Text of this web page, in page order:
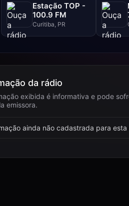
Estação TOP -
100.9 FM
Curitiba, PR
da rádio
exibida é informativa e pode
emissora.
ainda não cadastrada para esta